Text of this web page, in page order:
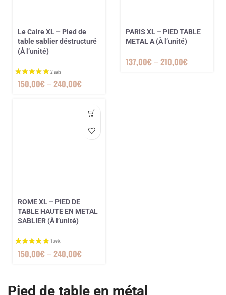
Le Caire XL – Pied de
table sablier déstructuré
(À l’unité)
150,00€–240,00€
PARIS XL – PIED TABLE
METAL A (À l’unité)
137,00€–210,00€
ROME XL – PIED DE
TABLE HAUTE EN METAL
SABLIER (À l’unité)
150,00€–240,00€
Pied de table en métal